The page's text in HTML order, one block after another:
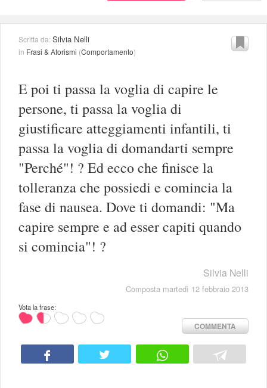
Scritta da:Silvia Nelli
in Frasi & Aforismi (Comportamento)
E poi ti passa la voglia di capire le
persone, ti passa la voglia di
giustificare atteggiamenti infantili, ti
passa la voglia di domandarti sempre
"Perché"! ? Ed ecco che finisce la
tolleranza che possiedi e comincia la
fase di nausea. Dove ti domandi: "Ma
capire sempre e ad esser capiti quando
si comincia"! ?
Silvia Nelli
Composta martedì 12 febbraio 2013
Vota la frase:
COMMENTA